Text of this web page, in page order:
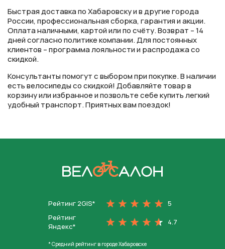
Быстрая доставка по Хабаровску и в другие города
России, профессиональная сборка, гарантия и акции.
Оплата наличными, картой или по счёту. Возврат – 14
дней согласно политике компании. Для постоянных
клиентов – программа лояльности и распродажа со
скидкой.
Консультанты помогут с выбором при покупке. В наличии
есть велосипеды со скидкой! Добавляйте товар в
корзину или избранное и позвольте себе купить легкий
удобный транспорт. Приятных вам поездок!
Рейтинг 2GIS*
5
Рейтинг
Яндекс*
4.7
* Средний рейтинг в городе Хабаровске